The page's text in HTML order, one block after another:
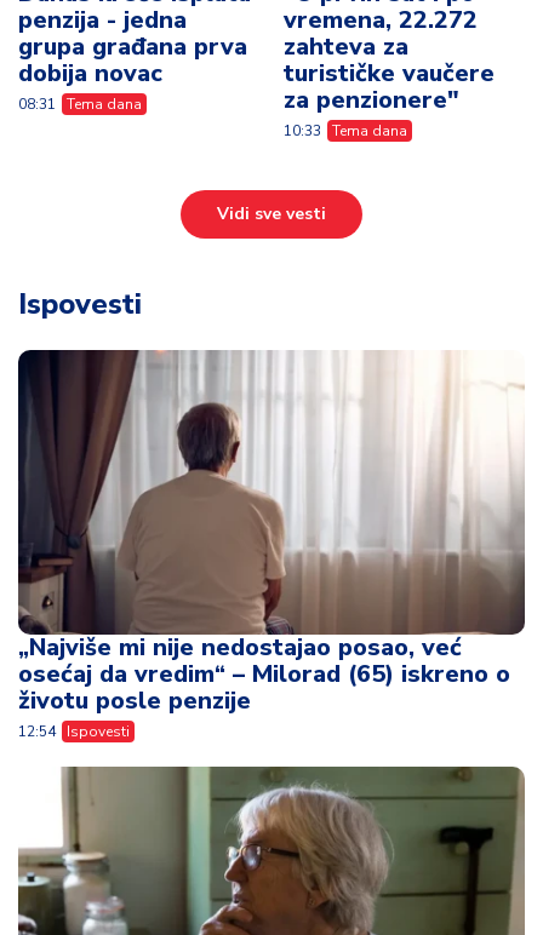
penzija - jedna
grupa građana prva
dobija novac
08:31 Tema dana
vremena, 22.272
zahteva za
turističke vaučere
za penzionere"
10:33 Tema dana
Vidi sve vesti
Ispovesti
„Najviše mi nije nedostajao posao, već
osećaj da vredim“ – Milorad (65) iskreno o
životu posle penzije
12:54 Ispovesti